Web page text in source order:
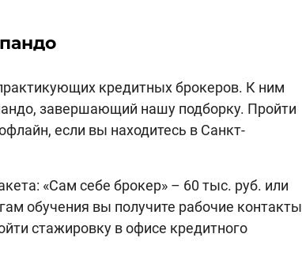
кредитных брокеров. К ним
завершающий нашу подборку. Пройти
если вы находитесь в Санкт-
«Сам себе брокер» – 60 тыс. руб. или
обучения вы получите рабочие контакты
стажировку в офисе кредитного